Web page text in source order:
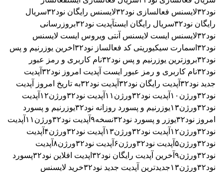
نود۳۲
لایسنس فعالسازی نود۳۲ لایسنس رایگان نود۳۲
سریال
رایگان نود۳۲
سریال رایگان ایستآپدیت نود۳۲
بروزرسانی
نود۳۲
لایسنس ایست لایسنس آنتی ویروس ایست لایسنس
نود۳۲اسمارت سیکیوریتی
کد فعالساز نود۳۲
اخرین یوزرنیم و پس
نود۳۲
بروزترین یوزرنیم و پس نود۳۲
نام کاربری و رمز عبور
نود۳۲
نام کاربری و رمز عبور ایست آپدیت امروز نود۳۲
آپدیت
جدید نود۳۲
آپدیت رایگان نود۳۲ آپدیت نود۳۲به تاریخ امروز
آپدیت
نود۳۲ورژن۱۰
آپدیت نود۳۲ورژن۱۱ آپدیت نود۳۲ورژن۱۲
آپدیت
نود۳۲ورژن۱۳
یوزرنیم و پسورد روزانه نود۳۲
یوزرنیم و پسورد
امروز نود۳۲
یوزر و پسورد نود۳۲نسخه۹ آپدیت نود۳۲ورژن۱۱
آپدیت
نود۳۲ورژن۱۲
آپدیت نود۳۲ورژن۱۳ آپدیت نود۳۲ورژن۴
آپدیت
نود۳۲ورژن۵
آپدیت نود۳۲ورژن۶ آپدیت نود۳۲ورژن۸
آپدیت
نود۳۲ورژن۹
آخرین آپدیت رایگان نود۳۲ اپدیت افلاین نود۳۲
پسورد
نود۳۲ورژن۱۳
جدیدترین آپدیت جدید نود۳۲
خرید لایسنس